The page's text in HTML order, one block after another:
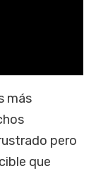
más
pero
que